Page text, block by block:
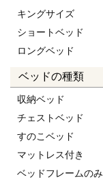
キングサイズ
ショートベッド
ロングベッド
ベッドの種類
収納ベッド
チェストベッド
すのこベッド
マットレス付き
ベッドフレームのみ